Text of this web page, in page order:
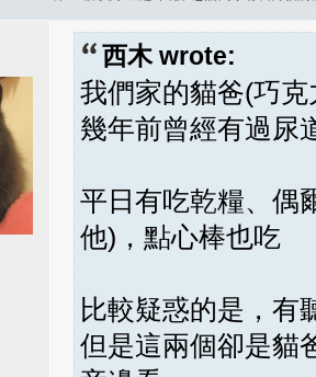
西木 wrote:
我們家的貓爸(巧
幾年前曾經有過尿
平日有吃乾糧、偶
他)，點心棒也吃
比較疑惑的是，有
但是這兩個卻是貓